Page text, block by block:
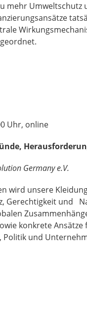
mehr
Uhr, online
Germany e.V.
wird unsere
Gerechtigkeit und
konkrete
Politik und